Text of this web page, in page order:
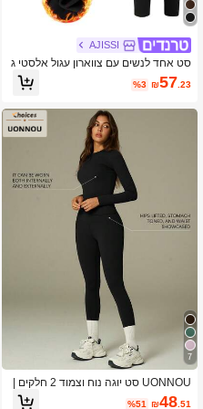
AJISSI
סט אחד לנשים עם צווארון עגול אלסטי ג
זרה צמודה בטנה תרמית עם שרוולים ארו
כים וחולצה ספורטיבית שחור חורף
₪57 .23
%3
7
UONNOU סט יוגה נוח וצמוד 2 חלקים |
גופייה עם שרוולים ארוכים + טייץ גבוה, מ
₪48.51
%51